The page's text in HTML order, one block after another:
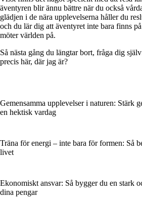
äventyren blir ännu bättre när du också
glädjen i de nära upplevelserna håller du
och du lär dig att äventyret inte bara finns
möter världen på.
Så nästa gång du längtar bort, fråga dig
precis här, där jag är?
Gemensamma upplevelser i naturen: Stärk
en hektisk vardag
Träna för energi – inte bara för formen: Så
livet
Ekonomiskt ansvar: Så bygger du en stark
dina pengar